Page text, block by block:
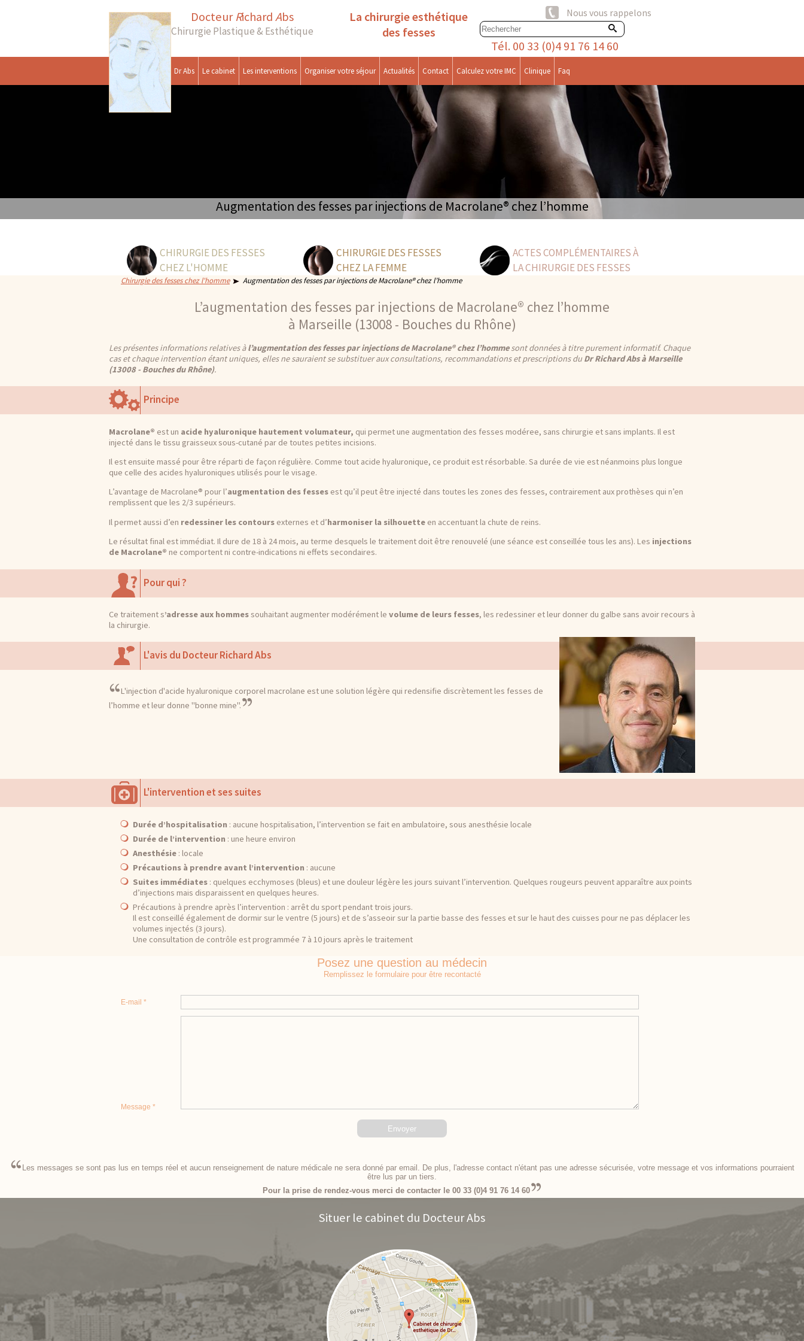
DocteurRichardAbs
Chirurgie Plastique & Esthétique
La chirurgie esthétique
des fesses
Nous vous rappelons
Tél. 00 33 (0)4 91 76 14 60
Dr Abs Le cabinet Les interventions Organiser votre séjour Actualités Contact Calculez votre IMC Clinique Faq
Augmentation des fesses par injections de Macrolane® chez l’homme
CHIRURGIE DES FESSES
CHEZ L'HOMME
CHIRURGIE DES FESSES
CHEZ LA FEMME
ACTES COMPLÉMENTAIRES À
LA CHIRURGIE DES FESSES
Chirurgie des fesses chez l'homme Augmentation des fesses par injections de Macrolane® chez l’homme
L’augmentation des fesses par injections de Macrolane® chez l’homme
à Marseille (13008 - Bouches du Rhône)
Les présentes informations relatives àl’augmentation des fesses par injections de Macrolane® chez l’hommesont données à titre purement informatif. Chaque
cas et chaque intervention étant uniques, elles ne sauraient se substituer aux consultations, recommandations et prescriptions duDr Richard Abs à Marseille
(13008 - Bouches du Rhône).
Principe
Macrolane® est un acide hyaluronique hautement volumateur, qui permet une augmentation des fesses modéree, sans chirurgie et sans implants. Il est
injecté dans le tissu graisseux sous-cutané par de toutes petites incisions.
Il est ensuite massé pour être réparti de façon régulière. Comme tout acide hyaluronique, ce produit est résorbable. Sa durée de vie est néanmoins plus longue
que celle des acides hyaluroniques utilisés pour le visage.
L’avantage de Macrolane® pour l’augmentation des fesses est qu’il peut être injecté dans toutes les zones des fesses, contrairement aux prothèses qui n’en
remplissent que les 2/3 supérieurs.
Il permet aussi d’en redessiner les contours externes et d’harmoniser la silhouette en accentuant la chute de reins.
Le résultat final est immédiat. Il dure de 18 à 24 mois, au terme desquels le traitement doit être renouvelé (une séance est conseillée tous les ans). Les injections
de Macrolane® ne comportent ni contre-indications ni effets secondaires.
Pour qui ?
Ce traitement s’adresse aux hommessouhaitant augmenter modérément le volume de leurs fesses, les redessiner et leur donner du galbe sans avoir recours à
la chirurgie.
L'avis du Docteur Richard Abs
L'injection d'acide hyaluronique corporel macrolane est une solution légère qui redensifie discrètement les fesses de
l’homme et leur donne "bonne mine".
L'intervention et ses suites
Durée d’hospitalisation : aucune hospitalisation, l’intervention se fait en ambulatoire, sous anesthésie locale
Durée de l’intervention : une heure environ
Anesthésie : locale
Précautions à prendre avant l’intervention : aucune
Suites immédiates : quelques ecchymoses (bleus) et une douleur légère les jours suivant l’intervention. Quelques rougeurs peuvent apparaître aux points
d’injections mais disparaissent en quelques heures.
Précautions à prendre après l’intervention : arrêt du sport pendant trois jours.
Il est conseillé également de dormir sur le ventre (5 jours) et de s’asseoir sur la partie basse des fesses et sur le haut des cuisses pour ne pas déplacer les
volumes injectés (3 jours).
Une consultation de contrôle est programmée 7 à 10 jours après le traitement
Posez une question au médecin
Remplissez le formulaire pour être recontacté
E-mail *
Message *
Les messages se sont pas lus en temps réel et aucun renseignement de nature médicale ne sera donné par email. De plus, l'adresse contact n'étant pas une adresse sécurisée, votre message et vos informations pourraient
être lus par un tiers.
Pour la prise de rendez-vous merci de contacter le 00 33 (0)4 91 76 14 60
Situer le cabinet du Docteur Abs